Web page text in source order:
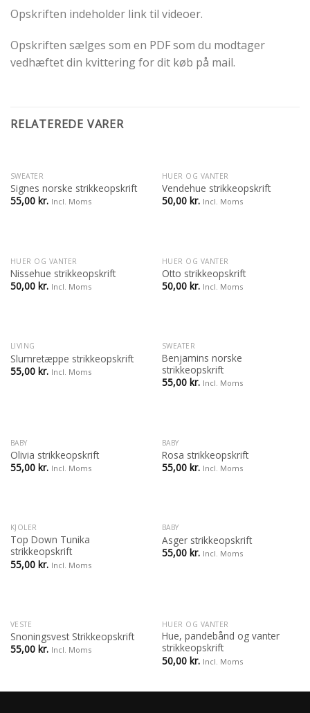
Opskriften indeholder link til videoer.
Opskriften sælges som en PDF som du modtager
vedhæftet din kvittering for dit køb på mail.
RELATEREDE VARER
SWEATER
Signes norske strikkeopskrift
55,00 kr. Incl. Moms
HUER OG VANTER
Vendehue strikkeopskrift
50,00 kr. Incl. Moms
HUER OG VANTER
Nissehue strikkeopskrift
50,00 kr. Incl. Moms
HUER OG VANTER
Otto strikkeopskrift
50,00 kr. Incl. Moms
LIVING
Slumretæppe strikkeopskrift
55,00 kr. Incl. Moms
SWEATER
Benjamins norske
strikkeopskrift
55,00 kr. Incl. Moms
BABY
Olivia strikkeopskrift
55,00 kr. Incl. Moms
BABY
Rosa strikkeopskrift
55,00 kr. Incl. Moms
KJOLER
Top Down Tunika
strikkeopskrift
55,00 kr. Incl. Moms
BABY
Asger strikkeopskrift
55,00 kr. Incl. Moms
VESTE
Snoningsvest Strikkeopskrift
55,00 kr. Incl. Moms
HUER OG VANTER
Hue, pandebånd og vanter
strikkeopskrift
50,00 kr. Incl. Moms